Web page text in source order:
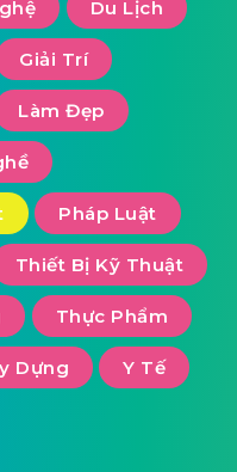
Du Lịch
Giải Trí
Làm Đẹp
Pháp Luật
Thiết Bị Kỹ Thuật
Thực Phẩm
Dựng Y Tế